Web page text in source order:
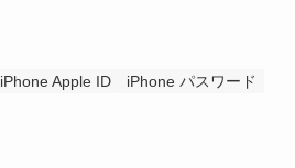
iPhone Apple ID
iPhone パスワード